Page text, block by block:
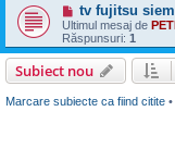
tv fujitsu
Ultimul mesaj de
Răspunsuri: 1
Subiect nou
Marcare subiecte ca fiind citite